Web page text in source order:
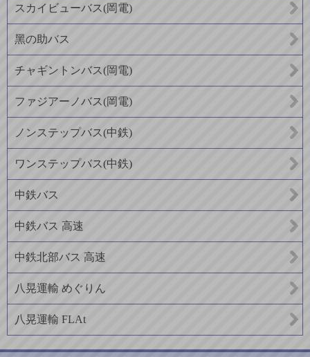
スカイビューバス(岡電)
黑の助バス
チャギントンバス(岡電)
ファジアーノバス(岡電)
ノンステップバス(中鉄)
ワンステップバス(中鉄)
中鉄バス
中鉄バス 高速
中鉄北部バス 高速
八晃運輸 めぐりん
八晃運輸 FLAt